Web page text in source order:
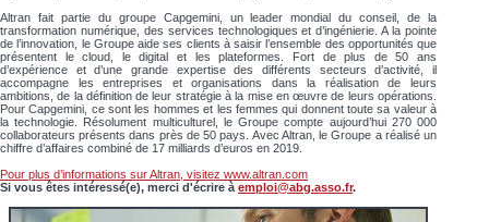
Altran fait partie du groupe Capgemini, un leader mondial du conseil, de la
transformation numérique, des services technologiques et d’ingénierie. A la pointe
de l’innovation, le Groupe aide ses clients à saisir l’ensemble des opportunités que
présentent le cloud, le digital et les plateformes. Fort de plus de 50 ans
d’expérience et d’une grande expertise des différents secteurs d’activité, il
accompagne les entreprises et organisations dans la réalisation de leurs
ambitions, de la définition de leur stratégie à la mise en œuvre de leurs opérations.
Pour Capgemini, ce sont les hommes et les femmes qui donnent toute sa valeur à
la technologie. Résolument multiculturel, le Groupe compte aujourd’hui 270 000
collaborateurs présents dans près de 50 pays. Avec Altran, le Groupe a réalisé un
chiffre d’affaires combiné de 17 milliards d’euros en 2019.
Pour plus d’informations sur Altran, visitez www.altran.com
Si vous êtes intéressé(e), merci d'écrire à emploi@abg.asso.fr.